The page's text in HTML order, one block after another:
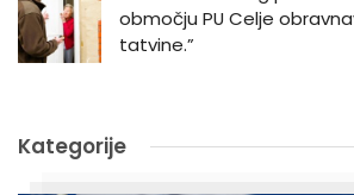
območju PU Celje
tatvine.”
Kategorije